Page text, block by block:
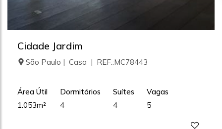
Cidade Jardim
São Paulo | Casa | REF.:MC78443
Área Útil
1.053m²
Dormitórios
4
Suítes
4
Vagas
5